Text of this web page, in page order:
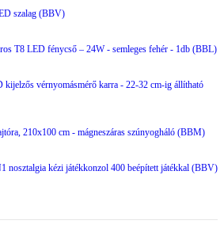
szalag (BBV)
T8 LED fénycső – 24W - semleges fehér - 1db (BBL)
kijelzős vérnyomásmérő karra - 22-32 cm-ig állítható
210x100 cm - mágneszáras szúnyogháló (BBM)
nosztalgia kézi játékkonzol 400 beépített játékkal (BBV)